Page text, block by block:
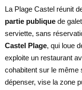
La Plage Castel réunit
partie publique de
serviette, sans
Castel Plage, qui loue
exploite un restaurant
cohabitent sur le même
dépenser, vise la zone